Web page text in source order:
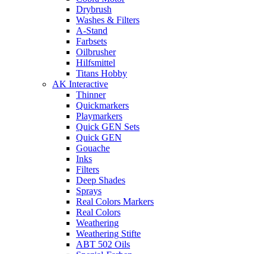
Drybrush
Washes & Filters
A-Stand
Farbsets
Oilbrusher
Hilfsmittel
Titans Hobby
AK Interactive
Thinner
Quickmarkers
Playmarkers
Quick GEN Sets
Quick GEN
Gouache
Inks
Filters
Deep Shades
Sprays
Real Colors Markers
Real Colors
Weathering
Weathering Stifte
ABT 502 Oils